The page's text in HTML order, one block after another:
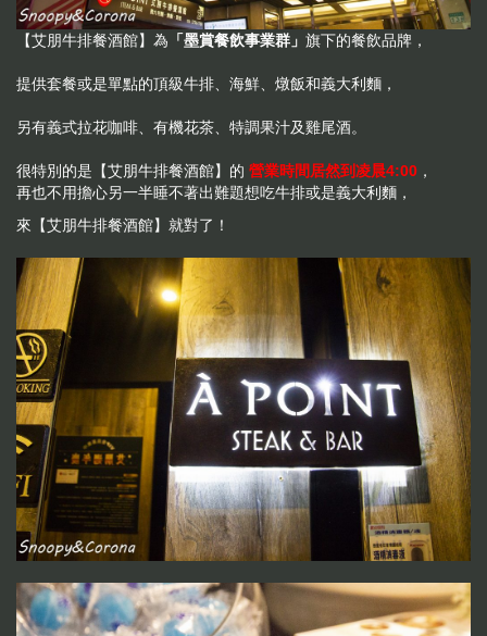
【艾朋牛排餐酒館】為 「墨賞餐飲事業群」 旗下的餐飲品牌，
提供套餐或是單點的頂級牛排、海鮮、燉飯和義大利麵，
另有義式拉花咖啡、有機花茶、特調果汁及雞尾酒。
很特別的是【艾朋牛排餐酒館】的 營業時間居然到凌晨4:00 ，
再也不用擔心另一半睡不著出難題想吃牛排或是義大利麵，
來【艾朋牛排餐酒館】就對了！